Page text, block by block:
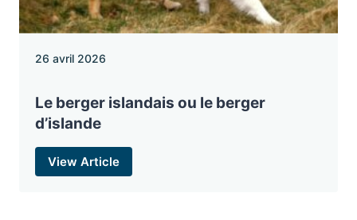
26 avril 2026
Le berger islandais ou le berger
d’islande
View Article